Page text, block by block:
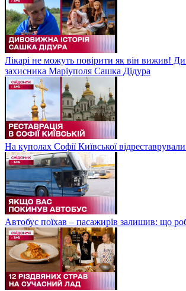
Лікарі не можуть повірити як він вижив!
захисника Маріуполя Сашка Дідура
На куполах Софії Київської
Автобус поїхав – пасажирів залишив: що